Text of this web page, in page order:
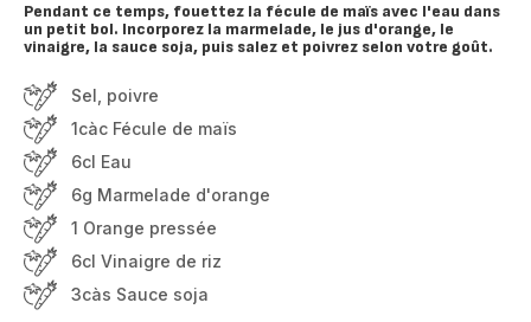
Pendant ce temps, fouettez la fécule de maïs avec l'eau dans
un petit bol. Incorporez la marmelade, le jus d'orange, le
vinaigre, la sauce soja, puis salez et poivrez selon votre goût.
Sel, poivre
1càc Fécule de maïs
6cl Eau
6g Marmelade d'orange
1 Orange pressée
6cl Vinaigre de riz
3càs Sauce soja